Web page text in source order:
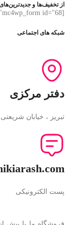
از تخفیف‌ها و
[mc4wp_form id="68"]
شبکه های اجتماعی
دفتر مرکزی
تبریز ، خیابان
پست الکترونیکی